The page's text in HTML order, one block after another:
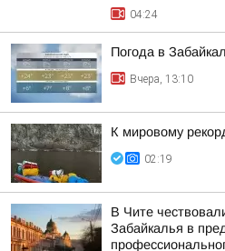
04:24
Погода в
Вчера, 13:10
К мировому
02:19
В Чите
Забайкалья в